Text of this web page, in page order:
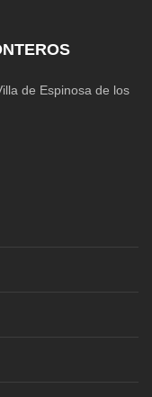
de Espinosa de los